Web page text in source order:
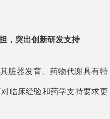
，突出创新研发支持
脏器发育、药物代谢具有特
临床经验和药学支持要求更